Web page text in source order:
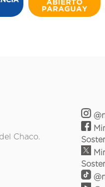
Chaco.